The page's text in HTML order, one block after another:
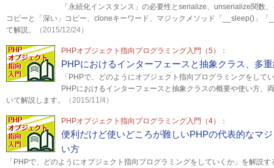
「永続化インスタンス」の必要性とserialize、unserialize関数
コピーと「深い」コピー、cloneキーワード、マジックメソッド「__sleep()」
て解説。
（2015/12/24）
PHPオブジェクト指向プログラミング入門（5）：
PHPにおけるインターフェースと抽象クラス、多
「PHPで、どのようにオブジェクト指向プログラミングをして
PHPにおけるインターフェースと抽象クラスの概要や使い方、
いて解説します。
（2015/11/4）
PHPオブジェクト指向プログラミング入門（4）：
便利だけど使いどころが難しいPHPの代表的なマ
い方
「PHPで、どのようにオブジェクト指向プログラミングをしていくか」を解説